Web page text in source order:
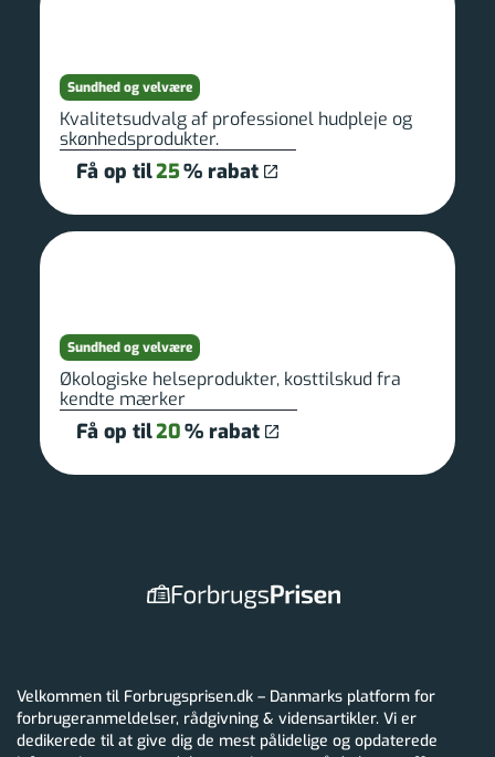
Sundhed og velvære
Kvalitetsudvalg af professionel hudpleje og
skønhedsprodukter.
Få op til25% rabat
Sundhed og velvære
Økologiske helseprodukter, kosttilskud fra
kendte mærker
Få op til20% rabat
Velkommen til Forbrugsprisen.dk – Danmarks platform for
forbrugeranmeldelser, rådgivning & vidensartikler. Vi er
dedikerede til at give dig de mest pålidelige og opdaterede